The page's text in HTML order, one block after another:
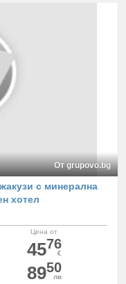
От grupovo.bg
с минерална
хотел
Цена от
4576
€
8950
лв